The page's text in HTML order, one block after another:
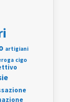
artigiani
cigo